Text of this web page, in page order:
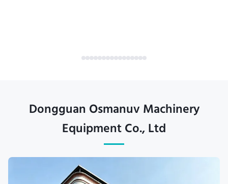
Dongguan Osmanuv Machinery
Equipment Co., Ltd